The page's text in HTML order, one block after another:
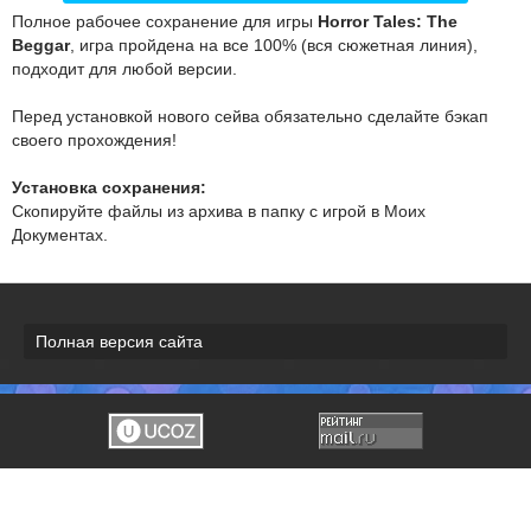
Полное рабочее сохранение для игры Horror Tales: The
Beggar, игра пройдена на все 100% (вся сюжетная линия),
подходит для любой версии.
Перед установкой нового сейва обязательно сделайте бэкап
своего прохождения!
Установка сохранения:
Скопируйте файлы из архива в папку с игрой в Моих
Документах.
Полная версия сайта